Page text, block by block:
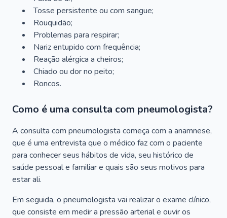
Tosse persistente ou com sangue;
Rouquidão;
Problemas para respirar;
Nariz entupido com frequência;
Reação alérgica a cheiros;
Chiado ou dor no peito;
Roncos.
Como é uma consulta com pneumologista?
A consulta com pneumologista começa com a anamnese,
que é uma entrevista que o médico faz com o paciente
para conhecer seus hábitos de vida, seu histórico de
saúde pessoal e familiar e quais são seus motivos para
estar ali.
Em seguida, o pneumologista vai realizar o exame clínico,
que consiste em medir a pressão arterial e ouvir os